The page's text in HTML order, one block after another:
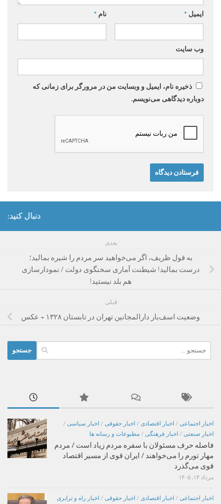
نام * ایمیل *
وب‌ سایت
ذخیره نام، ایمیل و وبسایت من در مرورگر برای زمانی که
دوباره دیدگاهی می‌نویسم.
دنبال کنید:
بعدی
به قول ظریف، اگر می‌خواهید سر مردم را شیره بمالید؛
درست بمالید! شیطنت آماری سخنگوی دولت / نمودارسازی
هم بلد نیستید!
قبلی
وضعیت اسف‌بار دارالمجانین تهران در تابستان ۱۳۲۸ + عکس
برای:
اخبار اجتماعی / اخبار اقتصادی / اخبار حقوقی / اخبار سیاسی /
اخبار صنعتی / اخبار فرهنگی / مطبوعات و رسانه ها
فاصله حرف مسئولان با سفره مردم زیاد است / مردم
مهار تورم را می‌خواهند / ایران قوی از مسیر اقتصاد
قوی می‌گذرد
مرداد ۱۴, ۱۴۰۵
اخبار اجتماعی / اخبار اقتصادی / اخبار حقوقی / اخبار راه و ترابری